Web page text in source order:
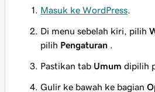
Masuk ke WordPress
Di menu sebelah kiri, pilih
pilih Pengaturan
Pastikan tab Umum dipilih
Gulir ke bawah ke bagian